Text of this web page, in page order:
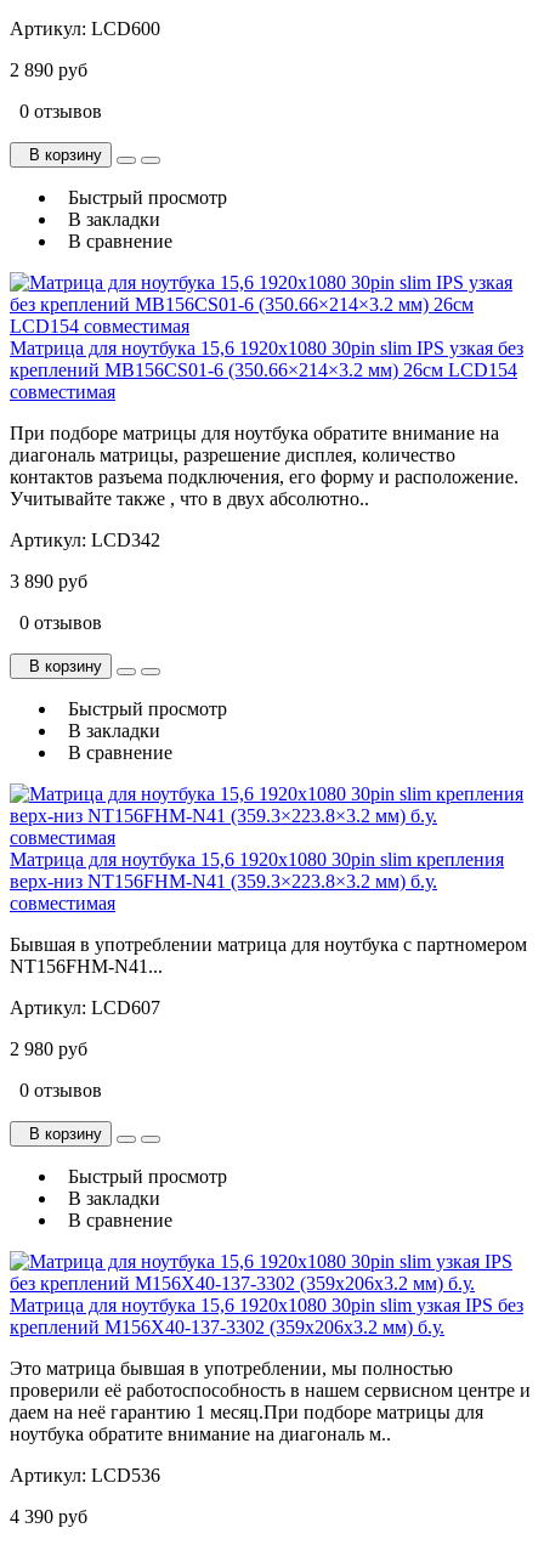
Артикул: LCD600
2 890 руб
0 отзывов
В корзину
Быстрый просмотр
В закладки
В сравнение
Матрица для ноутбука 15,6 1920x1080 30pin slim IPS узкая без
креплений MB156CS01-6 (350.66×214×3.2 мм) 26см LCD154
cовместимая
При подборе матрицы для ноутбука обратите внимание на
диагональ матрицы, разрешение дисплея, количество
контактов разъема подключения, его форму и расположение.
Учитывайте также , что в двух абсолютно..
Артикул: LCD342
3 890 руб
0 отзывов
В корзину
Быстрый просмотр
В закладки
В сравнение
Матрица для ноутбука 15,6 1920x1080 30pin slim крепления
верх-низ NT156FHM-N41 (359.3×223.8×3.2 мм) б.у.
cовместимая
Бывшая в употреблении матрица для ноутбука с партномером
NT156FHM-N41...
Артикул: LCD607
2 980 руб
0 отзывов
В корзину
Быстрый просмотр
В закладки
В сравнение
Матрица для ноутбука 15,6 1920x1080 30pin slim узкая IPS без
креплений M156X40-137-3302 (359x206x3.2 мм) б.у.
Это матрица бывшая в употреблении, мы полностью
проверили её работоспособность в нашем сервисном центре и
даем на неё гарантию 1 месяц.При подборе матрицы для
ноутбука обратите внимание на диагональ м..
Артикул: LCD536
4 390 руб